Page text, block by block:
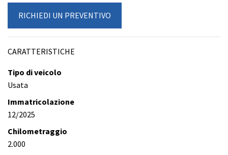
RICHIEDI UN PREVENTIVO
CARATTERISTICHE
Tipo di veicolo
Usata
Immatricolazione
12/2025
Chilometraggio
2.000